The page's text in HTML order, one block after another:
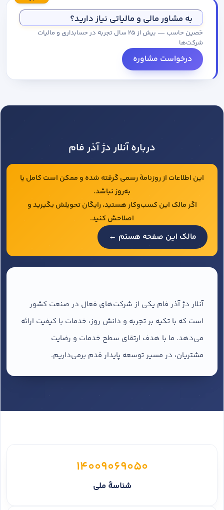
به مشاور مالی و مالیاتی نیاز دارید؟
حَصین حاسب — بیش از ۲۵ سال تجربه در حسابداری و مالیات
شرکت‌ها
درخواست مشاوره
درباره آنلار دژ آذر فام
این اطلاعات از روزنامهٔ رسمی گرفته شده و ممکن است کامل یا
به‌روز نباشد.
اگر مالک این کسب‌وکار هستید، رایگان تحویلش بگیرید و
اصلاحش کنید.
مالک این صفحه هستم ←
آنلار دژ آذر فام یکی از شرکت‌های فعال در صنعت کشور
است که با تکیه بر تجربه و دانش روز، خدمات با کیفیت ارائه
می‌دهد. ما با هدف ارتقای سطح خدمات و رضایت
مشتریان، در مسیر توسعه پایدار قدم برمی‌داریم.
14009069050
شناسهٔ ملی